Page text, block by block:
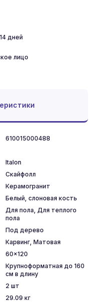
дней
лицо
610015000488
Italon
Скайфолл
Керамогранит
Белый, слоновая кость
Для пола, Для теплого
пола
Под дерево
Карвинг, Матовая
60x120
Крупноформатная до 160
см в длину
2 шт
29.09 кг